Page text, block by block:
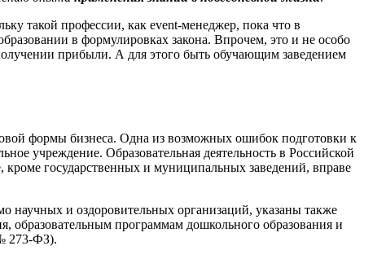
такой профессии, как event-менеджер, пока что в
в формулировках закона. Впрочем, это и не особо
прибыли. А для этого быть обучающим заведением
формы бизнеса. Одна из возможных ошибок подготовки к
учреждение. Образовательная деятельность в Российской
кроме государственных и муниципальных заведений, вправе
и оздоровительных организаций, указаны также
образовательным программам дошкольного образования и
273-ФЗ).